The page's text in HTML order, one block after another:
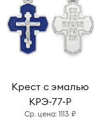
Крест с эмалью
КРЭ-77-Р
Cр. цена: 1113 ₽